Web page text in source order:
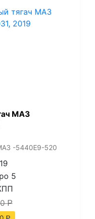
МАЗ
-5440Е9-520
5
Р